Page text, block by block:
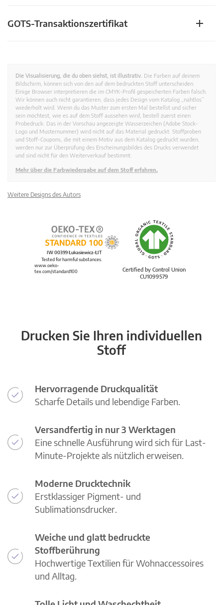
GOTS-Transaktionszertifikat
Die Visualisierung, die du oben siehst, ist illustrativ. Die Farben auf deinem
Bildschirm, können sich von den auf dem bedruckten Stoff unterscheiden.
Einige Browser interpretieren die im CMYK-Profil gespeicherten Farben falsch.
Wir können auch nicht garantieren, dass jedes Design vom Katalog „nahtlos”
wiederholt wird. Wenn du das Muster zum ersten Mal bestellst und sicher
sein möchtest, wie es auf dem Stoff aussehen wird, bestell zuerst einen
Probedruck. Das in der Vorschau angezeigte Wasserzeichen (Adobe Stock-
Logo und Musternummer) wird nicht auf das Material gedruckt. Stoffproben
und Stoff-Coupons, die mit einem Motiv aus dem Katalog gedruckt wurden,
werden nur zur Überprüfung des Erscheinungsbildes des Drucks verwendet
und sind nicht für den Weiterverkauf bestimmt.
Mehr über die Farbwiedergabe auf dem Stoff erfahren.
Weitere Designs des Autors
Certified by Control Union
CU1099579
IW 00399 Łukasiewicz-ŁIT
Tested for harmful substances.
www.oeko-
tex.com/standard100
Drucken Sie Ihren individuellen
Stoff
Hervorragende Druckqualität
Scharfe Details und lebendige Farben.
Versandfertig in nur 3 Werktagen
Eine schnelle Ausführung wird sich für Last-
Minute-Projekte als nützlich erweisen.
Moderne Drucktechnik
Erstklassiger Pigment- und
Sublimationsdrucker.
Weiche und glatt bedruckte
Stoffberührung
Hochwertige Textilien für Wohnaccessoires
und Alltag.